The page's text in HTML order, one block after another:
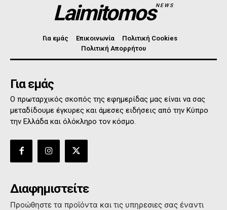
LaimitomosNEWS
Για εμάς Επικοινωνία
Πολιτική Cookies
Πολιτική Απορρήτου
Για εμάς
Ο πρωταρχικός σκοπός της εφημερίδας μας είναι να σας
μεταδίδουμε έγκυρες και άμεσες ειδήσεις από την Κύπρο
την Ελλάδα και όλόκληρο τον κόσμο.
Διαφημιστείτε
Προώθηστε τα προϊόντα και τις υπηρεσιες σας έναντι